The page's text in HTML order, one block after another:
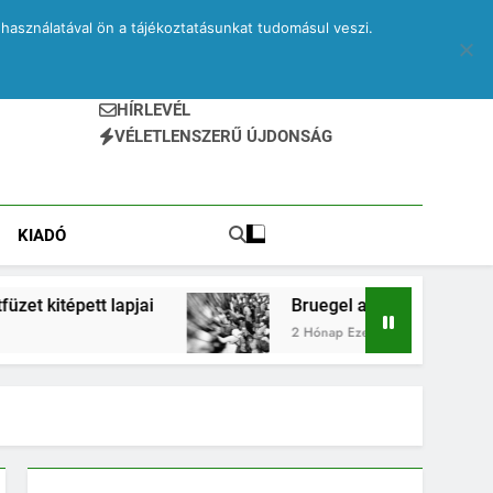
HÍRLEVÉL
VÉLETLENSZERŰ ÚJDONSÁG
KIADÓ
Bruegel a vonaton – egy elveszett
2 Hónap Ezelőtt
ön a tájékoztatásunkat tudomásul veszi.